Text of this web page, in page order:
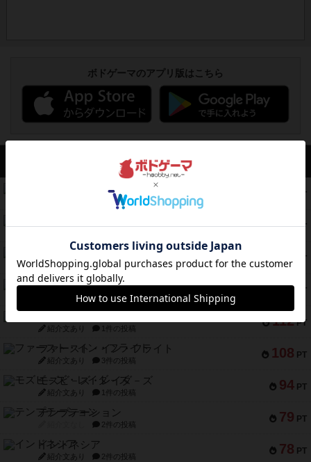
ボドゲーマのアプリ版はこちら
アクセス数 急上昇中
PT
1件の投稿
322 PT
PT
ガルフストライク
紹介文あり 1件の投稿
203 PT
クルティボ
紹介文なし 1件の投稿
112 PT
紹介文あり 1件の投稿
108 PT
ファースト・イン・フライト
紹介文あり 3件の投稿
94 PT
モズビ－ズ・レイダ－ズ
紹介文あり 1件の投稿
79 PT
テンプテーション
2件の投稿
78 PT
インドネシア
紹介文あり 2件の投稿